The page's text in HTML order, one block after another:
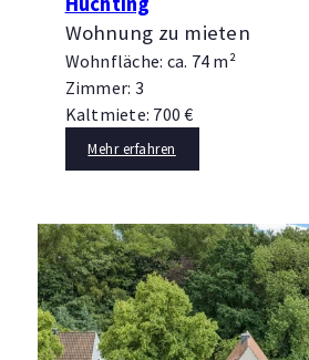
Wohnung zu mieten
Wohnfläche: ca. 74 m²
Zimmer: 3
Kaltmiete: 700 €
Mehr erfahren